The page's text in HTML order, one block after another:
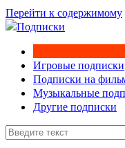
Перейти к содержимому
Игровые подписки
Подписки на
Музыкальные
Другие подписки